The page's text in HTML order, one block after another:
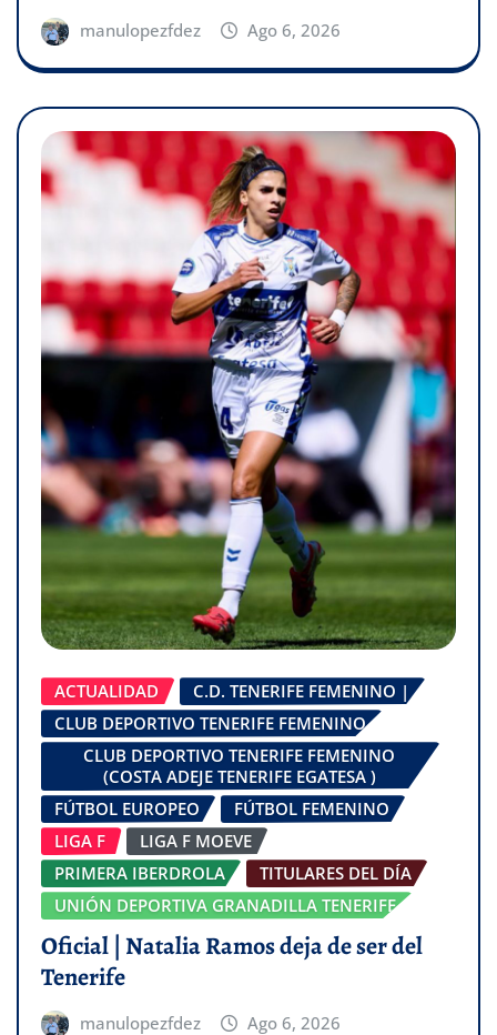
manulopezfdez Ago 6, 2026
ACTUALIDAD
C.D. TENERIFE FEMENINO |
CLUB DEPORTIVO TENERIFE FEMENINO
CLUB DEPORTIVO TENERIFE FEMENINO
(COSTA ADEJE TENERIFE EGATESA )
FÚTBOL EUROPEO
FÚTBOL FEMENINO
LIGA F
LIGA F MOEVE
PRIMERA IBERDROLA
TITULARES DEL DÍA
UNIÓN DEPORTIVA GRANADILLA TENERIFE
Oficial | Natalia Ramos deja de ser del
Tenerife
manulopezfdez Ago 6, 2026